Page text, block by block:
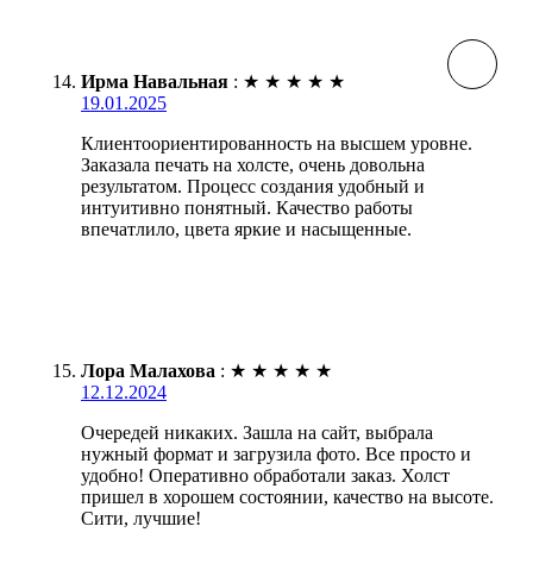
Ирма Навальная : ★ ★ ★ ★ ★
19.01.2025
Клиентоориентированность на высшем уровне.
Заказала печать на холсте, очень довольна
результатом. Процесс создания удобный и
интуитивно понятный. Качество работы
впечатлило, цвета яркие и насыщенные.
Лора Малахова : ★ ★ ★ ★ ★
12.12.2024
Очередей никаких. Зашла на сайт, выбрала
нужный формат и загрузила фото. Все просто и
удобно! Оперативно обработали заказ. Холст
пришел в хорошем состоянии, качество на высоте.
Сити, лучшие!